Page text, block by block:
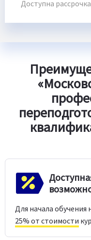
Доступна
Для начала обучения
25% от стоимости